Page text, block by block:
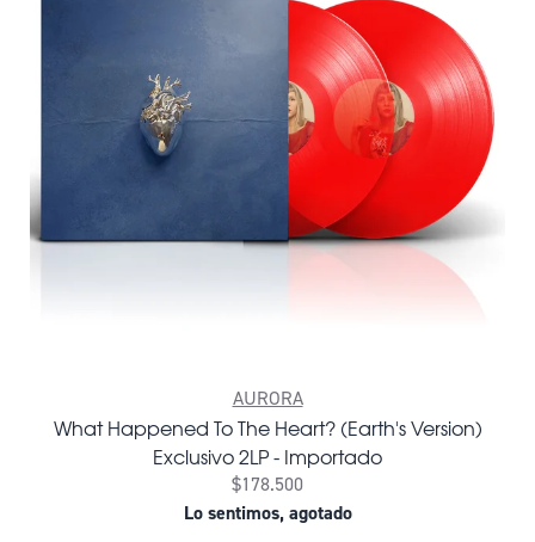
AURORA
What Happened To The Heart? (Earth's Version)
Exclusivo 2LP - Importado
$178.500
Lo sentimos, agotado